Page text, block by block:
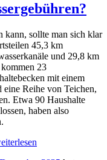
kann, sollte man sich klar
45,3 km
und 29,8 km
23
mit einem
Reihe von Teichen,
Etwa 90 Haushalte
haben also